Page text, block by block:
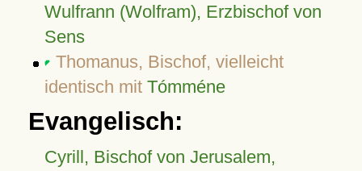
Wulfrann (Wolfram), Erzbischof von
Sens
Thomanus, Bischof, vielleicht
identisch mit Tómméne
Evangelisch:
Cyrill, Bischof von Jerusalem,